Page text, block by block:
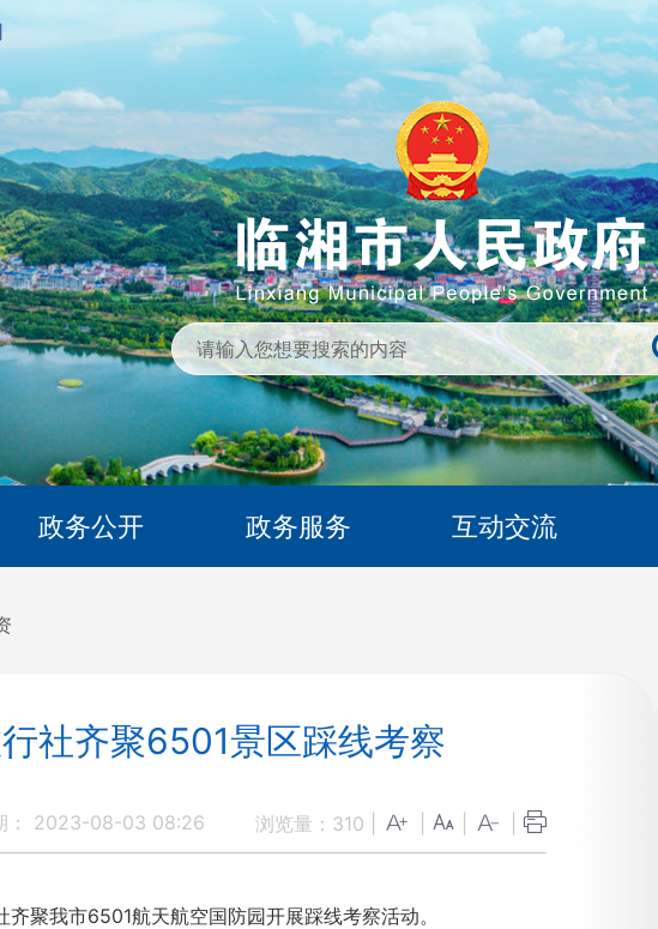
政务公开 政务服务 互动交流
社齐聚6501景区踩线考察
： 2023-08-03 08:26 浏览量： 310
聚我市6501航天航空国防园开展踩线考察活动。